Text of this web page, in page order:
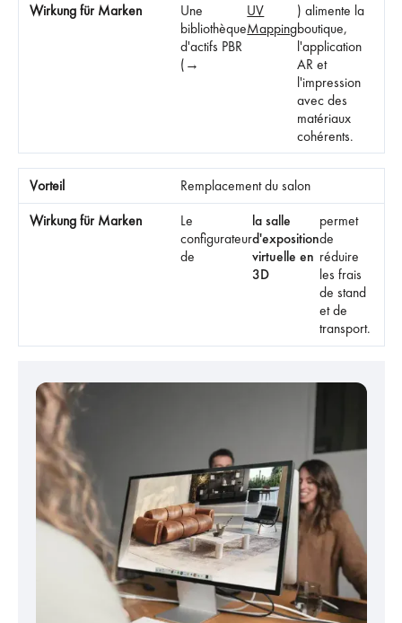
Une
bibliothèque
d'actifs PBR
(→
UV
Mapping
) alimente la
boutique,
l'application
AR et
l'impression
avec des
matériaux
cohérents.
Remplacement du salon
Le
configurateur
de
la salle
d'exposition
virtuelle en
3D
permet
de
réduire
les frais
de stand
et de
transport.